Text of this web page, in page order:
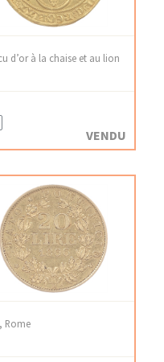
d’or à la chaise et au lion
VENDU
Rome